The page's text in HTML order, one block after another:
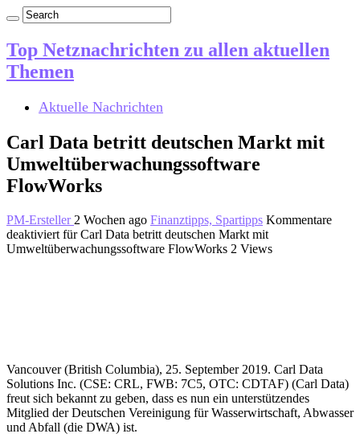
Top Netznachrichten zu allen aktuellen
Themen
Aktuelle Nachrichten
Carl Data betritt deutschen Markt mit
Umweltüberwachungssoftware
FlowWorks
PM-Ersteller 2 Wochen ago Finanztipps, Spartipps Kommentare
deaktiviert für Carl Data betritt deutschen Markt mit
Umweltüberwachungssoftware FlowWorks 2 Views
Vancouver (British Columbia), 25. September 2019. Carl Data
Solutions Inc. (CSE: CRL, FWB: 7C5, OTC: CDTAF) (Carl Data)
freut sich bekannt zu geben, dass es nun ein unterstützendes
Mitglied der Deutschen Vereinigung für Wasserwirtschaft, Abwasser
und Abfall (die DWA) ist.